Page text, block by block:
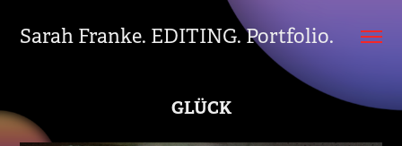
Sarah Franke. EDITING. Portfolio.
GLÜCK